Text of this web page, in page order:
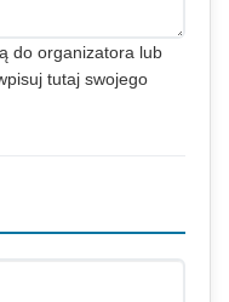
do organizatora lub
tutaj swojego